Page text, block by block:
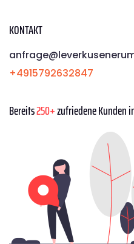
KONTAKT
+4915792632847
Bereits250+zufriedene Kunden